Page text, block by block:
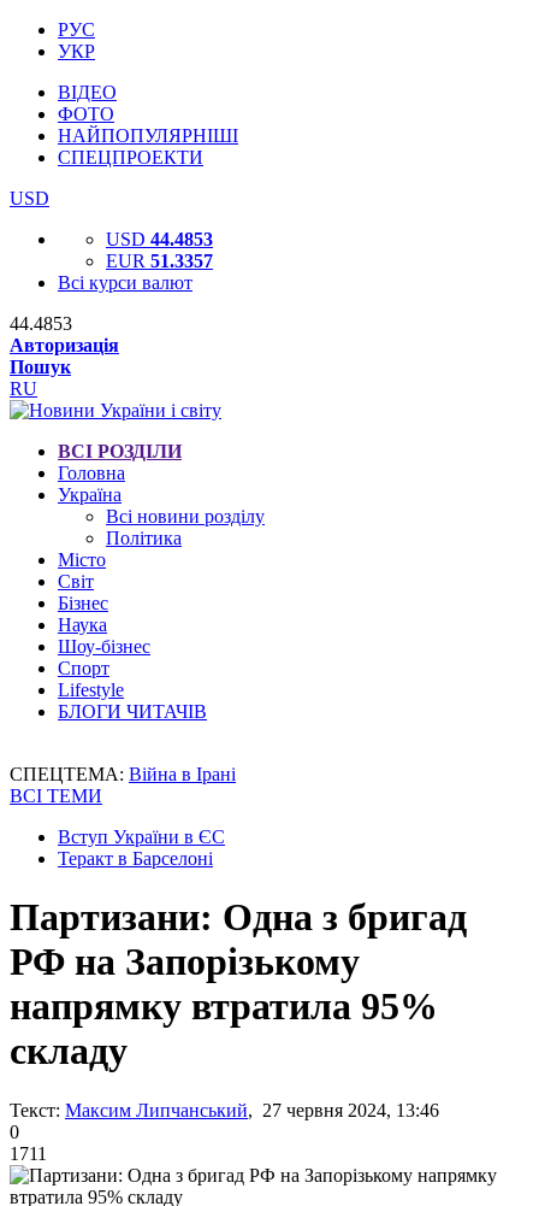
РУС
УКР
ВІДЕО
ФОТО
НАЙПОПУЛЯРНІШІ
СПЕЦПРОЕКТИ
USD
USD 44.4853
EUR 51.3357
Всі курси валют
44.4853
Авторизація
Пошук
RU
ВСІ РОЗДІЛИ
Головна
Україна
Всі новини розділу
Політика
Місто
Світ
Бізнес
Наука
Шоу-бізнес
Спорт
Lifestyle
БЛОГИ ЧИТАЧІВ
СПЕЦТЕМА: Війна в Ірані
ВСІ ТЕМИ
Вступ України в ЄС
Теракт в Барселоні
Партизани: Одна з бригад
РФ на Запорізькому
напрямку втратила 95%
складу
Текст: Максим Липчанський, 27 червня 2024, 13:46
0
1711